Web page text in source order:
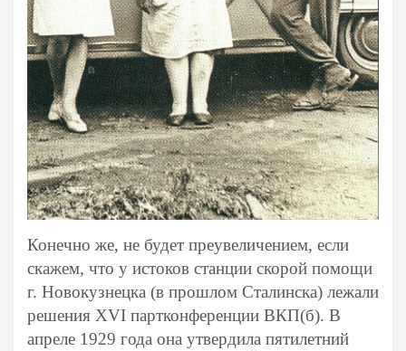
Конечно же, не будет преувеличением, если
скажем, что у истоков станции скорой помощи
г. Новокузнецка (в прошлом Сталинска) лежали
решения XVI партконференции ВКП(б). В
апреле 1929 года она утвердила пятилетний